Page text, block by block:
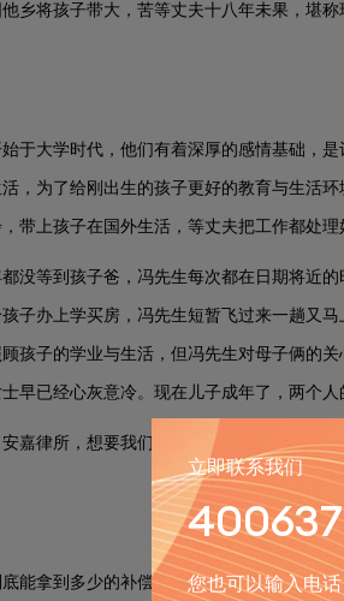
乡将孩子带大，苦等丈夫十八年未果，堪
于大学时代，他们有着深厚的感情基础，
，为了给刚出生的孩子更好的教育与生活
带上孩子在国外生活，等丈夫把工作都处理
没等到孩子爸，冯先生每次都在日期将近
子办上学买房，冯先生短暂飞过来一趟又
孩子的学业与生活，但冯先生对母子俩的
早已经心灰意冷。现在儿子成年了，两个人
嘉律所，想要我们帮助她解决掉这段婚姻
能拿到多少的补偿费用？
立即联系我们
您也可以输入电